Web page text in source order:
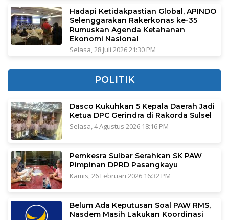
Hadapi Ketidakpastian Global, APINDO
Selenggarakan Rakerkonas ke-35
Rumuskan Agenda Ketahanan
Ekonomi Nasional
Selasa, 28 Juli 2026 21:30 PM
POLITIK
Dasco Kukuhkan 5 Kepala Daerah Jadi
Ketua DPC Gerindra di Rakorda Sulsel
Selasa, 4 Agustus 2026 18:16 PM
Pemkesra Sulbar Serahkan SK PAW
Pimpinan DPRD Pasangkayu
Kamis, 26 Februari 2026 16:32 PM
Belum Ada Keputusan Soal PAW RMS,
Nasdem Masih Lakukan Koordinasi